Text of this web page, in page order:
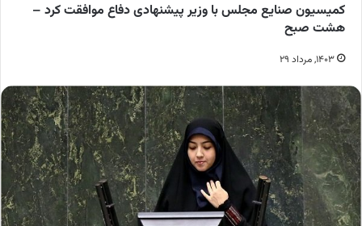
کمیسیون صنایع مجلس با وزیر پیشنهادی دفاع موافقت کرد –
هشت صبح
۱۴۰۳, مرداد ۲۹